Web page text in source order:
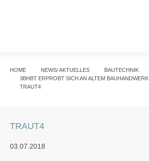
HOME NEWS/ AKTUELLES
BAUTECHNIK
3BHBT ERPROBT SICH AN ALTEM BAUHANDWERK
TRAUT4
TRAUT4
03.07.2018